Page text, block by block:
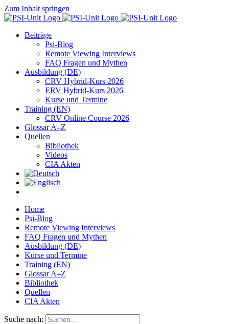
Zum Inhalt springen
Beiträge
Psi-Blog
Remote Viewing Interviews
FAQ Fragen und Mythen
Ausbildung (DE)
CRV Hybrid-Kurs 2026
ERV Hybrid-Kurs 2026
Kurse und Termine
Training (EN)
CRV Online Course 2026
Glossar A–Z
Quellen
Bibliothek
Videos
CIA Akten
Home
Psi-Blog
Remote Viewing Interviews
FAQ Fragen und Mythen
Ausbildung (DE)
Kurse und Termine
Training (EN)
Glossar A–Z
Bibliothek
Quellen
CIA Akten
Suche nach: